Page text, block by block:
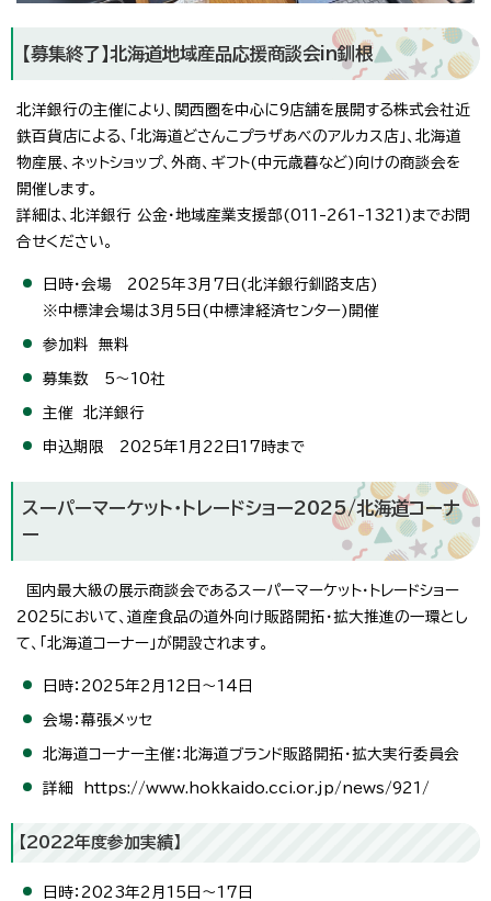
【募集終了】北海道地域産品応援商談会in釧根
北洋銀行の主催により、関西圏を中心に9店舗を展開する株式会社近
鉄百貨店による、「北海道どさんこプラザあべのアルカス店」、北海道
物産展、ネットショップ、外商、ギフト(中元歳暮など)向けの商談会を
開催します。
詳細は、北洋銀行 公金・地域産業支援部(011-261-1321)までお問
合せください。
日時・会場 2025年3月7日(北洋銀行釧路支店)
※中標津会場は3月5日(中標津経済センター)開催
参加料 無料
募集数 5～10社
主催 北洋銀行
申込期限 2025年1月22日17時まで
スーパーマーケット・トレードショー2025/北海道コーナ
ー
国内最大級の展示商談会であるスーパーマーケット・トレードショー
2025において、道産食品の道外向け販路開拓・拡大推進の一環とし
て、「北海道コーナー」が開設されます。
日時：2025年2月12日～14日
会場：幕張メッセ
北海道コーナー主催：北海道ブランド販路開拓・拡大実行委員会
詳細 https://www.hokkaido.cci.or.jp/news/921/
【2022年度参加実績】
日時：2023年2月15日～17日